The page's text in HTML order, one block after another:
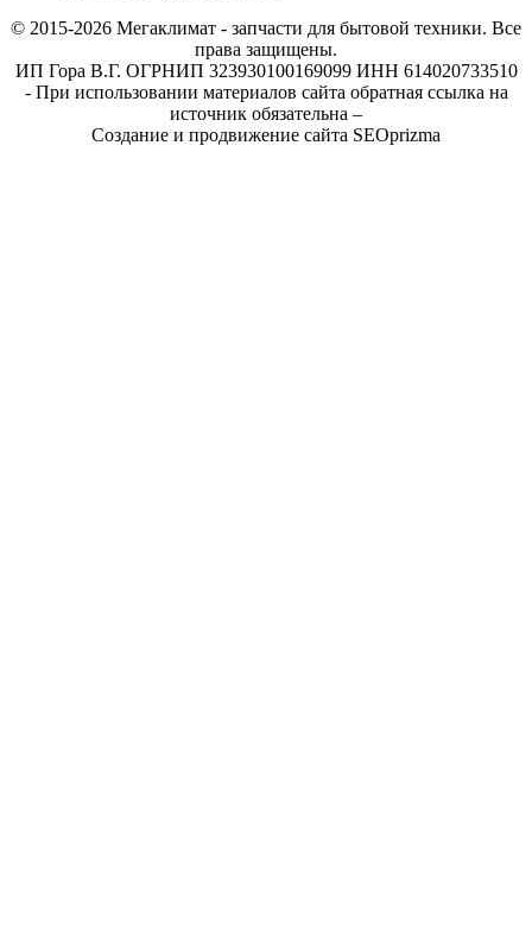
© 2015-2026 Мегаклимат - запчасти для бытовой техники. Все
права защищены.
ИП Гора В.Г. ОГРНИП 323930100169099 ИНН 614020733510
- При использовании материалов сайта обратная ссылка на
источник обязательна –
Создание и продвижение сайта SEOprizma